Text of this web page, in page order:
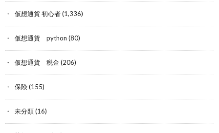
仮想通貨 初心者(1,336)
仮想通貨 python (80)
仮想通貨 税金(206)
保険(155)
未分類(16)